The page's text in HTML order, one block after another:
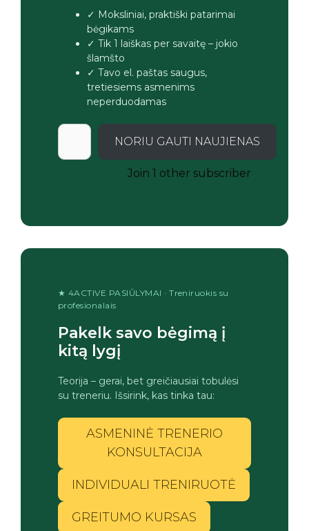
✓ Moksliniai, praktiški patarimai
bėgikams
✓ Tik 1 laiškas per savaitę – jokio
šlamšto
✓ Tavo el. paštas saugus,
tretiesiems asmenims
neperduodamas
NORIU GAUTI NAUJIENAS
Join 1 other subscriber
★ 4ACTIVE PASIŪLYMAI · Treniruokis su
profesionalais
Pakelk savo bėgimą į
kitą lygį
Teorija – gerai, bet greičiausiai tobulėsi
su treneriu. Išsirink, kas tinka tau:
ASMENINĖ TRENERIO
KONSULTACIJA
INDIVIDUALI TRENIRUOTĖ
GREITUMO KURSAS